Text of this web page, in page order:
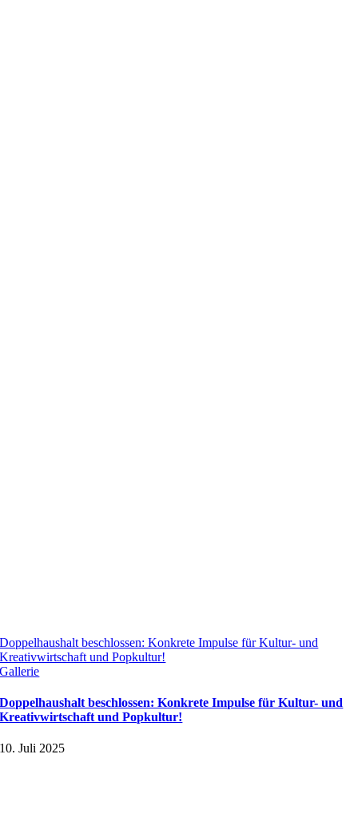
Doppelhaushalt beschlossen: Konkrete Impulse für Kultur- und
Kreativwirtschaft und Popkultur!
Gallerie
Doppelhaushalt beschlossen: Konkrete Impulse für Kultur- und
Kreativwirtschaft und Popkultur!
10. Juli 2025